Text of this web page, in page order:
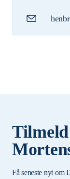
Få seneste nyt om